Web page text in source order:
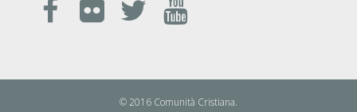
© 2016 Comunità Cristiana.